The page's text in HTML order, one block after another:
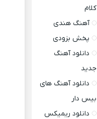
کلام
آهنگ هندی
پخش بزودی
دانلود آهنگ
جدید
دانلود آهنگ های
بیس دار
دانلود ریمیکس